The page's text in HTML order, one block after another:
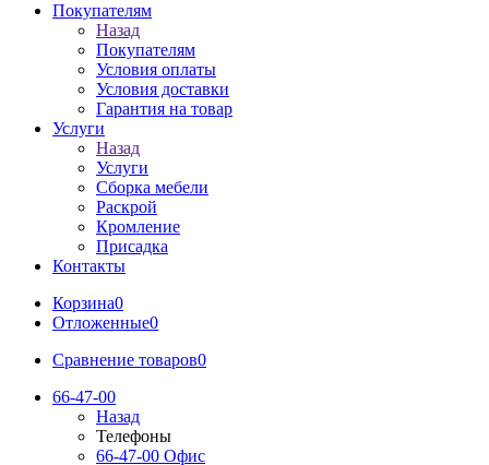
Покупателям
Назад
Покупателям
Условия оплаты
Условия доставки
Гарантия на товар
Услуги
Назад
Услуги
Сборка мебели
Раскрой
Кромление
Присадка
Контакты
Корзина0
Отложенные0
Сравнение товаров0
66-47-00
Назад
Телефоны
66-47-00 Офис